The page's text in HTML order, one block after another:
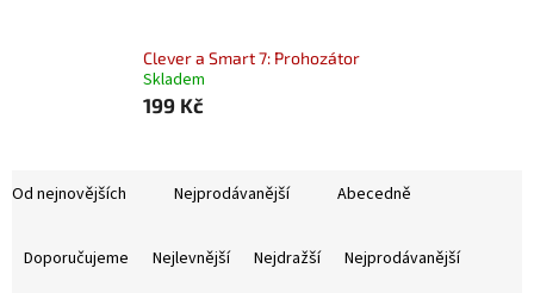
Clever a Smart 7: Prohozátor
Skladem
199 Kč
Od nejnovějších Nejprodávanější Abecedně
Doporučujeme Nejlevnější Nejdražší
Nejprodávanější